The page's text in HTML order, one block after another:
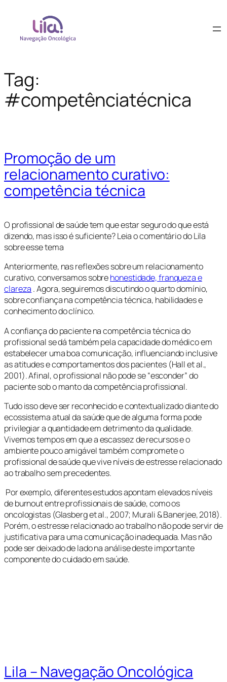
Tag:
#competênciatécnica
Promoção de um
relacionamento curativo:
competência técnica
O profissional de saúde tem que estar seguro do que está
dizendo, mas isso é suficiente? Leia o comentário do Lila
sobre esse tema
Anteriormente, nas reflexões sobre um relacionamento
curativo, conversamos sobrehonestidade, franqueza e
clareza . Agora, seguiremos discutindo o quarto domínio,
sobre confiança na competência técnica, habilidades e
conhecimento do clínico.
A confiança do paciente na competência técnica do
profissional se dá também pela capacidade do médico em
estabelecer uma boa comunicação, influenciando inclusive
as atitudes e comportamentos dos pacientes (Hall et al.,
2001). Afinal, o profissional não pode se “esconder” do
paciente sob o manto da competência profissional.
Tudo isso deve ser reconhecido e contextualizado diante do
ecossistema atual da saúde que de alguma forma pode
privilegiar a quantidade em detrimento da qualidade.
Vivemos tempos em que a escassez de recursos e o
ambiente pouco amigável também compromete o
profissional de saúde que vive níveis de estresse relacionado
ao trabalho sem precedentes.
Por exemplo, diferentes estudos apontam elevados níveis
deburnoutentre profissionais de saúde, como os
oncologistas (Glasberg et al., 2007; Murali & Banerjee, 2018).
Porém, o estresse relacionado ao trabalho não pode servir de
justificativa para uma comunicação inadequada. Mas não
pode ser deixado de lado na análise deste importante
componente do cuidado em saúde.
Lila – Navegação Oncológica